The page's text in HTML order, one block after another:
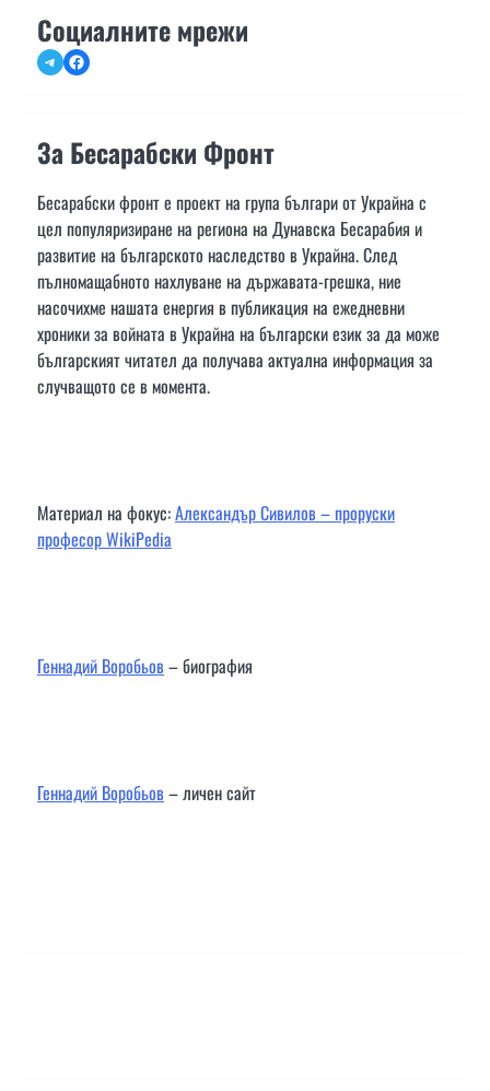
Социалните мрежи
TelegramFacebook
За Бесарабски Фронт
Бесарабски фронт е проект на група българи от Украйна с
цел популяризиране на региона на Дунавска Бесарабия и
развитие на българското наследство в Украйна. След
пълномащабното нахлуване на държавата-грешка, ние
насочихме нашата енергия в публикация на ежедневни
хроники за войната в Украйна на български език за да може
българският читател да получава актуална информация за
случващото се в момента.
Материал на фокус:Александър Сивилов – проруски
професор WikiPedia
Геннадий Воробьов– биография
Геннадий Воробьов– личен сайт